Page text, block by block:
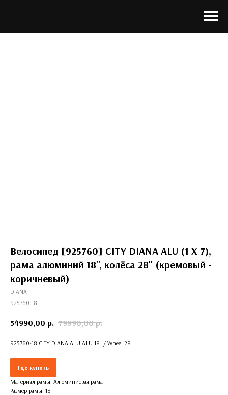
Велосипед [925760] CITY DIANA ALU (1 X 7),
рама алюминий 18'', колёса 28'' (кремовый -
коричневый)
DIANA
925760-18
54990,00 р. 79990,00 р.
925760-18 CITY DIANA ALU ALU 18'' / Wheel 28''
Где купить
Материал рамы: Алюминиевая рама
Размер рамы: 18''